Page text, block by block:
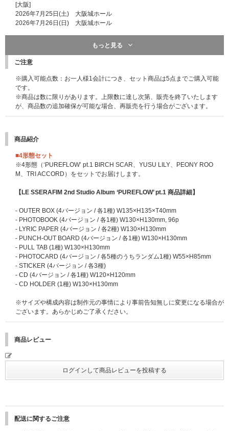
※こちらは終了しました※
CD1枚ご購入につき「応募抽選用シリアルナンバー」を1つ差し上げます。
※4形態セット購入の場合は「応募抽選用シリアルナンバー」を4つ、6形態
セットの場合は6つ、10形態セットの場合は10点差し上げます。
※UNIVERSAL MUSIC STOREでは商品と同梱して「応募抽選用シリアルナ
ンバーチラシ」をお送りいたします。
■シリアルナンバー特典詳細決定
https://www.universal-music.co.jp/lesserafim/news/2026-06-01/
※イベントの詳細は上記HPよりご確認ください。
典「オフライン特典会」 概要】
2026年8月22日(土) 東京都内（13時スタート予定）
2026年8月23日(日) 大阪市内（13時スタート予定）
※開催時間、その他詳細は後日当選者向けにあらためてご案内いたします。
※開催会場は当選者のみにお伝えする予定です。
※開催日程は変更される場合があります。
■オフライン特典会イベント内容
・ミニトーク/ミニフォトタイム＋メンバー指定個別ツーショット撮影
NOT Membership (JP)会員限定となります。)
・ミニトーク/ミニフォトタイム＋メンバー指定個別サイン会(FEARNOT Me
RNOT MEMBERSHIP (JP)会員限定イベント」です。イベント開催日時点で
有効会員でない場合参加対象外になる場合がございます。
(月) 17:00頃
[大阪]
2026年7月25日(土) 大阪城ホール
2026年7月26日(日) 大阪城ホール
2026年7月30日(木) Kアリーナ横浜
2026年8月1日(土) Kアリーナ横浜
[静岡]
2026年8月8日(土) エコパアリーナ
2026年8月9日(日) エコパアリーナ
2026年8月19日(水) セキスイハイムスーパーアリーナ
[福岡]
2026年9月2日(水) マリンメッセ福岡A館
2026年9月3日(木) マリンメッセ福岡A館
■内容・注意事項
終演後に行われるメンバー全員ハイタッチ企画へのご招待になります。
※開催日程は変更される場合があります。
※本企画は、ご当選者様のみをご招待いたします。
※受付時間・集合時間・集合場所等の、その他詳細は後日ご当選者様にのみ
ご案内いたします。
※ハイタッチ会は、終演後45分後程度の開始を予定しておりますが、当日
の公演状況により開始時間が前後したり、実施までにお待ちいただく時間が
長くなったりする可能性がございます。あらかじめご了承ください。公共交
通機関の終電等の帰宅時間については、ご自身で事前にご確認の上、ご当選
された場合に参加可能な会場へご応募ください。
※本企画は『2026 LE SSERAFIM TOUR 'PUREFLOW' IN JAPAN』のチケ
■応募期間(全2回)
3日(土) 17:00頃
【第2回】2026年5月15日(金)11:00～5月25日(月)9:59 → 当落発表：6月1日
(月) 17:00頃
了承ください。
もっと見る
ご注意
※購入可能点数：お一人様1会計につき、セット商品は5点までご購入可能
です。
※商品は数に限りがあります。上限数に達し次第、販売を終了いたします
が、商品数の追加確保が可能な場合、再販売を行う場合がございます。
商品紹介
■4形態セット
※4形態（‘PUREFLOW’ pt.1 BIRCH SCAR、YUSU LILY、PEONY ROO
M、TRI ACCORD）をセットでお届けします。
【LE SSERAFIM 2nd Studio Album ‘PUREFLOW’ pt.1 商品詳細】
- OUTER BOX (4バージョン / 各1種) W135×H135×T40mm
- PHOTOBOOK (4バージョン / 各1種) W130×H130mm, 96p
- LYRIC PAPER (4バージョン / 各2種) W130×H130mm
- PUNCH-OUT BOARD (4バージョン / 各1種) W130×H130mm
- PULL TAB (1種) W130×H130mm
- PHOTOCARD (4バージョン / 各5種のうちランダム1種) W55×H85mm
- STICKER (4バージョン / 各3種)
- CD (4バージョン / 各1種) W120×H120mm
- CD HOLDER (1種) W130×H130mm
※サイズや構成内容は制作元の事情により事前告知無しに変更になる場合が
ございます。あらかじめご了承ください。
商品レビュー
配送に関するご注意